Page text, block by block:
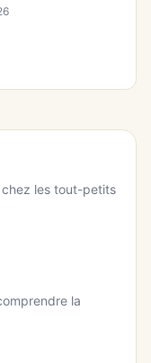
les tout-petits
la